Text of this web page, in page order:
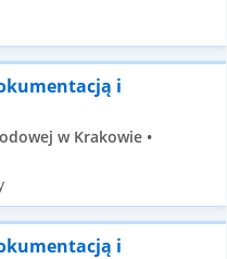
i
w Krakowie •
i